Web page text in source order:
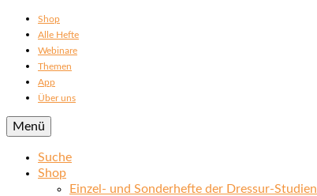
Shop
Alle Hefte
Webinare
Themen
App
Über uns
Menü
Suche
Shop
Einzel- und Sonderhefte der Dressur-Studien